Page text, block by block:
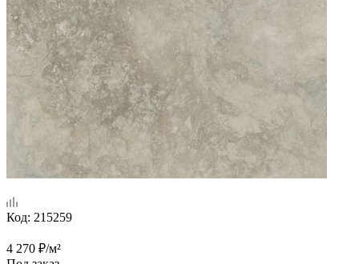
Код: 215259
4 270 ₽/м²